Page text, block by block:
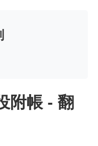
附帳 - 翻